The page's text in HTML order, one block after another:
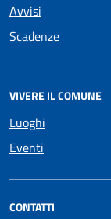
Avvisi
Scadenze
VIVERE IL COMUNE
Luoghi
Eventi
CONTATTI